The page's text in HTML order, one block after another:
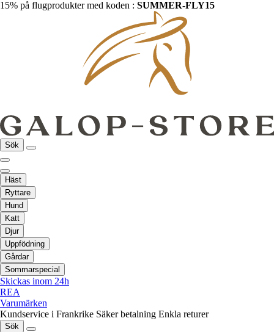
15% på flugprodukter med koden : SUMMER-FLY15
Sök
Häst
Ryttare
Hund
Katt
Djur
Uppfödning
Gårdar
Sommarspecial
Skickas inom 24h
REA
Varumärken
Kundservice i Frankrike Säker betalning Enkla returer
Sök